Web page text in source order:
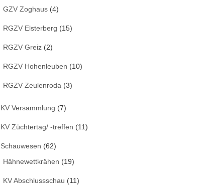
GZV Zoghaus (4)
RGZV Elsterberg (15)
RGZV Greiz (2)
RGZV Hohenleuben (10)
RGZV Zeulenroda (3)
KV Versammlung (7)
KV Züchtertag/ -treffen (11)
Schauwesen (62)
Hähnewettkrähen (19)
KV Abschlussschau (11)